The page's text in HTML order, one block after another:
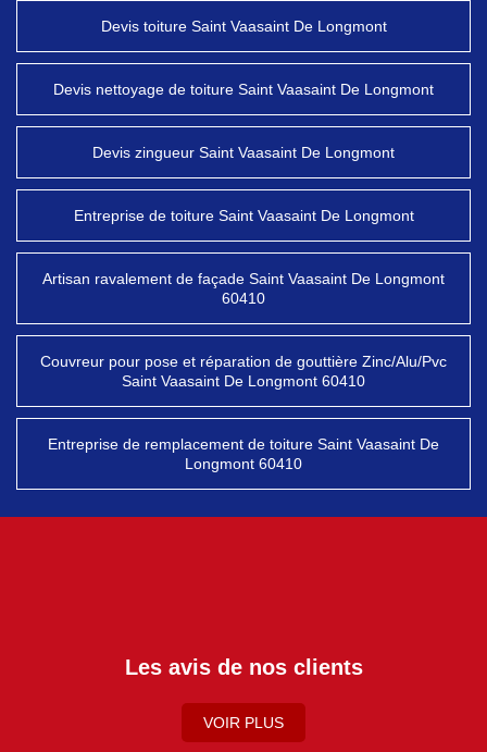
Devis toiture Saint Vaasaint De Longmont
Devis nettoyage de toiture Saint Vaasaint De Longmont
Devis zingueur Saint Vaasaint De Longmont
Entreprise de toiture Saint Vaasaint De Longmont
Artisan ravalement de façade Saint Vaasaint De Longmont
60410
Couvreur pour pose et réparation de gouttière Zinc/Alu/Pvc
Saint Vaasaint De Longmont 60410
Entreprise de remplacement de toiture Saint Vaasaint De
Longmont 60410
Les avis de nos clients
VOIR PLUS